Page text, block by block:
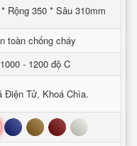
Rộng 350 * Sâu 310mm
toàn chống cháy
1000 - 1200 độ C
Điện Tử, Khoá Chìa.
Xanh Nâu Đỏ Trắng